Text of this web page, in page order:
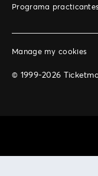
Programa practicantes
Manage my cookies
© 1999-2026